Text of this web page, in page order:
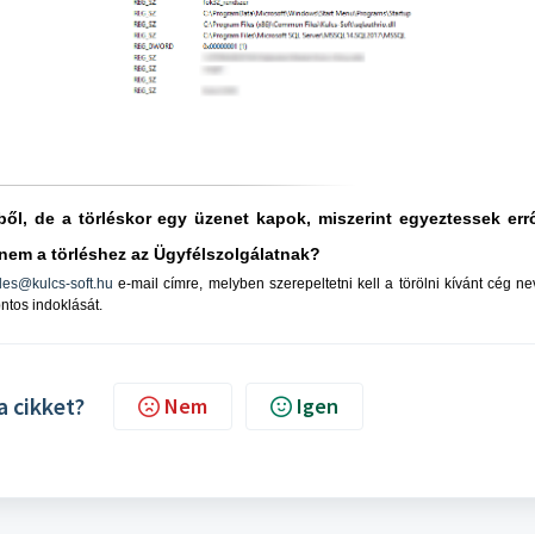
de a törléskor egy üzenet kapok, miszerint egyeztessek
a törléshez az Ügyfélszolgálatnak?
soft.hu e-mail címre, melyben szerepeltetni kell a törölni kívánt cég
indoklását.
cikket? Nem Igen